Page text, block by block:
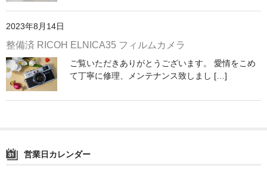
ご利用ガイド
お問い合わせ
ブログ
特定商取引法に基づく表示
2023年8月14日
整備済 RICOH ELNICA35 フィルムカメラ
ご覧いただきありがとうございます。 愛情をこめ
て丁寧に修理、メンテナンス致しまし […]
営業日カレンダー